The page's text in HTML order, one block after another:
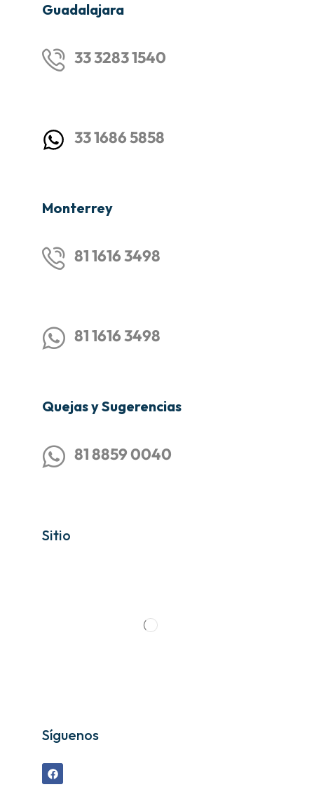
Guadalajara
33 3283 1540
33 1686 5858
Monterrey
81 1616 3498
81 1616 3498
Quejas y Sugerencias
81 8859 0040
Sitio
Síguenos